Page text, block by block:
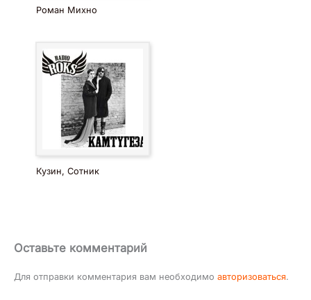
Роман Михно
Кузин, Сотник
Оставьте комментарий
Для отправки комментария вам необходимо авторизоваться.